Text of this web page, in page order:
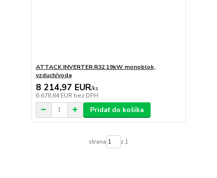
ATTACK INVERTER R32 19kW monoblok,
vzduch/voda
8 214,97 EUR/ks
6 678,84 EUR bez DPH
Pridať do košíka
strana z 1